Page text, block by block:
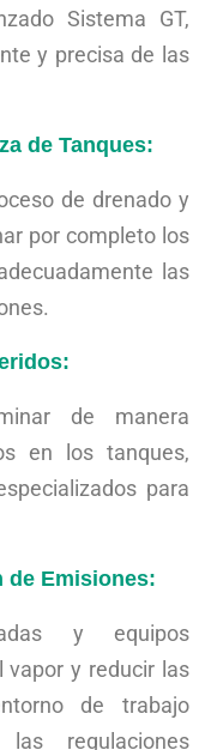
Sistema GT,
y precisa de las
de Tanques:
de drenado y
por completo los
las
de manera
en los tanques,
para
de Emisiones:
y equipos
vapor y reducir las
de trabajo
regulaciones